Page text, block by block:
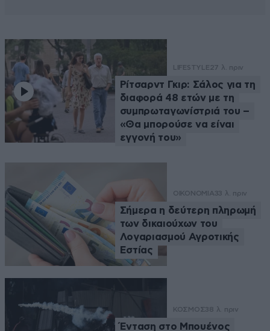
LIFESTYLE 27 λ. πριν
Ρίτσαρντ Γκιρ: Σάλος για τη
διαφορά 48 ετών με τη
συμπρωταγωνίστριά του –
«Θα μπορούσε να είναι
εγγονή του»
ΟΙΚΟΝΟΜΙΑ33 λ. πριν
Σήμερα η δεύτερη πληρωμή
των δικαιούχων του
Λογαριασμού Αγροτικής
Εστίας
ΚΟΣΜΟΣ38 λ. πριν
Ένταση στο Μπουένος